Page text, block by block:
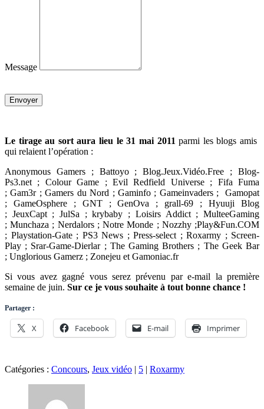
Message
Envoyer
Le tirage au sort aura lieu le 31 mai 2011 parmi les blogs amis
qui relaient l’opération :
Anonymous Gamers ; Battoyo ; Blog.Jeux.Vidéo.Free ; Blog-
Ps3.net ; Colour Game ; Evil Redfield Universe ; Fifa Fuma
; Gam3r ; Gamers du Nord ; Gaminfo ; Gameinvaders ; Gamopat
; GameOsphere ; GNT ; GenOva ; grall-69 ; Hyuuji Blog
; JeuxCapt ; JulSa ; krybaby ; Loisirs Addict ; MulteeGaming
; Munchaza ; Nerdalors ; Notre Monde ; Nozzhy ;Play&Fun.COM
; Playstation-Gate ; PS3 News ; Press-select ; Roxarmy ; Screen-
Play ; Srar-Game-Dierlar ; The Gaming Brothers ; The Geek Bar
; Unglorious Gamerz ; Zonejeu et Gamoniac.fr
Si vous avez gagné vous serez prévenu par e-mail la première
semaine de juin. Sur ce je vous souhaite à tout bonne chance !
Partager :
X Facebook E-mail Imprimer
Catégories : Concours, Jeux vidéo | 5 | Roxarmy